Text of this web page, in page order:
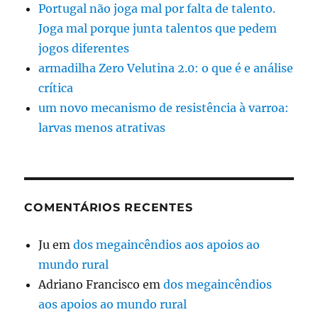
Portugal não joga mal por falta de talento.
Joga mal porque junta talentos que pedem
jogos diferentes
armadilha Zero Velutina 2.0: o que é e análise
crítica
um novo mecanismo de resistência à varroa:
larvas menos atrativas
COMENTÁRIOS RECENTES
Ju emdos megaincêndios aos apoios ao
mundo rural
Adriano Francisco emdos megaincêndios
aos apoios ao mundo rural